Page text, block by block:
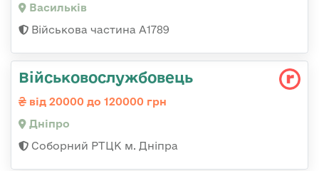
Васильків
Військова частина А1789
Військовослужбовець
від 20000 до 120000 грн
Дніпро
Соборний РТЦК м. Дніпра